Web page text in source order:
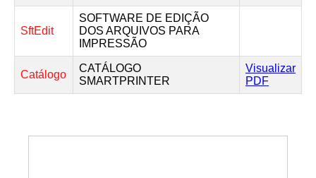
SftEdit
SOFTWARE DE EDIÇÃO
DOS ARQUIVOS PARA
IMPRESSÃO
Catálogo
CATÁLOGO
SMARTPRINTER
Visualizar
PDF